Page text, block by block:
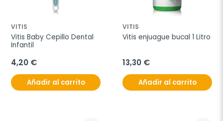
VITIS
Vitis Baby Cepillo Dental
Infantil
4,20 €
Añadir al carrito
VITIS
Vitis enjuague bucal 1 Litro
13,30 €
Añadir al carrito